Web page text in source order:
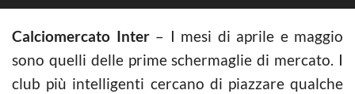
Calciomercato Inter– I mesi di aprile e maggio
sono quelli delle prime schermaglie di mercato. I
club più intelligenti cercano di piazzare qualche